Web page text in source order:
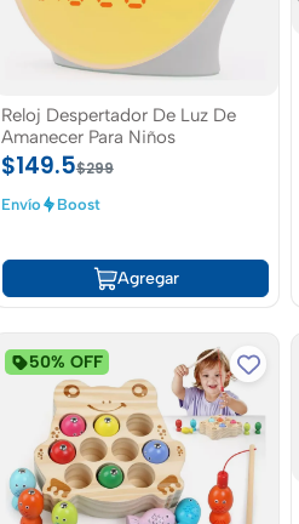
Reloj Despertador De Luz De
Amanecer Para Niños
$149.5$299
Envío Boost
Agregar
50% OFF